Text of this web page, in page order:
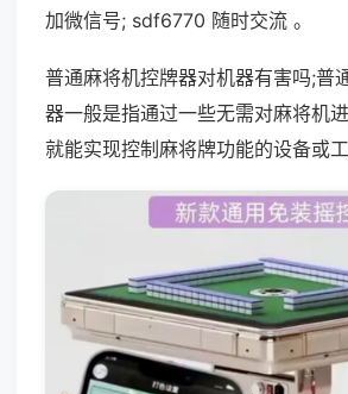
加微信号; sdf6770 随时交流 。
普通麻将机控牌器对机器有害吗;普
器一般是指通过一些无需对麻将机
就能实现控制麻将牌功能的设备或工